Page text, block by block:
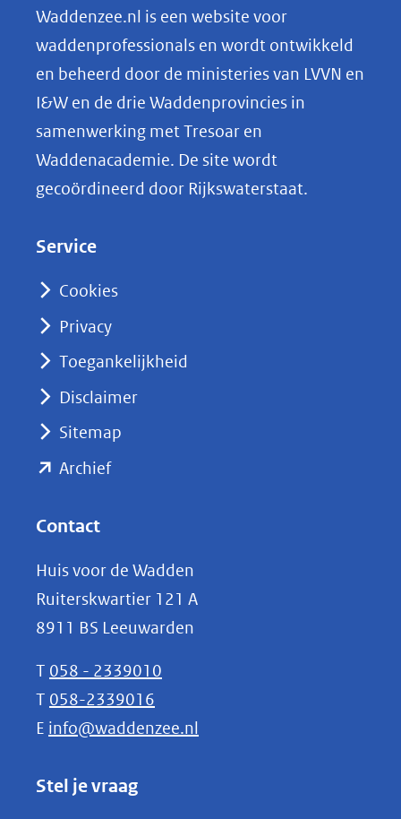
n
o
p
k
e
nieuw
naar
Waddenzee.nl is een website voor
waddenprofessionals en wordt ontwikkeld
en beheerd door de ministeries van LVVN en
I&W en de drie Waddenprovincies in
samenwerking met Tresoar en
Waddenacademie. De site wordt
gecoördineerd door Rijkswaterstaat.
Service
Cookies
Privacy
Toegankelijkheid
Disclaimer
Sitemap
Archief(opent
(verwijst
naar
een
andere
website)
Contact
Huis voor de Wadden
Ruiterskwartier 121 A
8911 BS Leeuwarden
T 058 - 2339010
T 058-2339016
E info@waddenzee.nl
Stel je vraag